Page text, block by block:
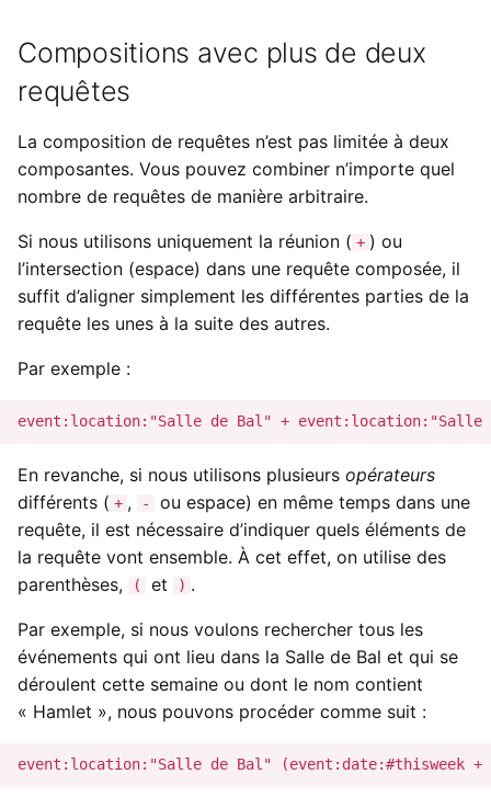
Compositions avec plus de deux
requêtes
La composition de requêtes n’est pas limitée à deux
composantes. Vous pouvez combiner n’importe quel
nombre de requêtes de manière arbitraire.
Si nous utilisons uniquement la réunion ( + ) ou
l’intersection (espace) dans une requête composée, il
suffit d’aligner simplement les différentes parties de la
requête les unes à la suite des autres.
Par exemple :
En revanche, si nous utilisons plusieurs opérateurs
différents ( + , -
ou espace) en même temps dans une
requête, il est nécessaire d’indiquer quels éléments de
la requête vont ensemble. À cet effet, on utilise des
parenthèses,
( et ) .
Par exemple, si nous voulons rechercher tous les
événements qui ont lieu dans la Salle de Bal et qui se
déroulent cette semaine ou dont le nom contient
« Hamlet », nous pouvons procéder comme suit :